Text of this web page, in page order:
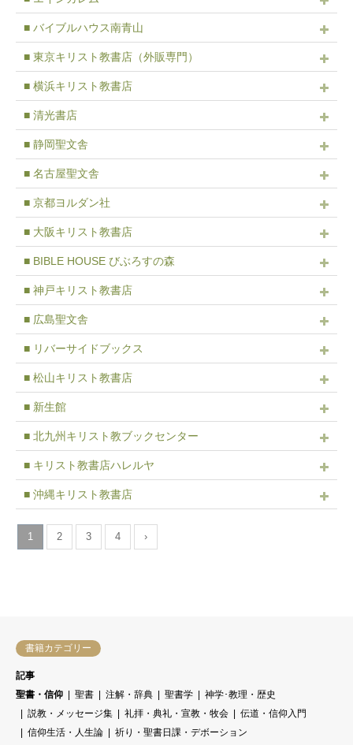
■ バイブルハウス南青山
■ 東京キリスト教書店（外販専門）
■ 横浜キリスト教書店
■ 清光書店
■ 静岡聖文舎
■ 名古屋聖文舎
■ 京都ヨルダン社
■ 大阪キリスト教書店
■ BIBLE HOUSE びぶろすの森
■ 神戸キリスト教書店
■ 広島聖文舎
■ リバーサイドブックス
■ 松山キリスト教書店
■ 新生館
■ 北九州キリスト教ブックセンター
■ キリスト教書店ハレルヤ
■ 沖縄キリスト教書店
1 2 3 4 ›
書籍カテゴリー
記事
聖書・信仰
聖書 注解・辞典 聖書学
神学･教理・歴史
説教・メッセージ集
礼拝・典礼・宣教・牧会
伝道・信仰入門
信仰生活・人生論
祈り・聖書日課・デボーション